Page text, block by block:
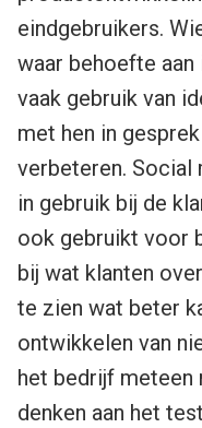
eindgebruikers.
waar behoefte aan
vaak gebruik van
met hen in
verbeteren. Social
in gebruik bij de
ook gebruikt voor
bij wat klanten
te zien wat beter
ontwikkelen van
het bedrijf meteen
denken aan het